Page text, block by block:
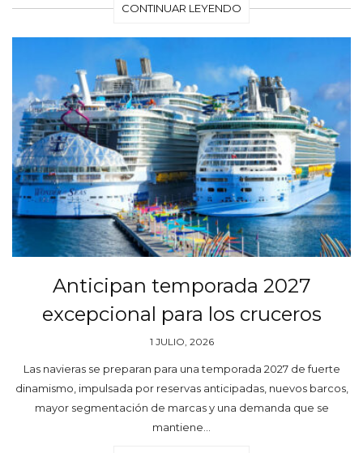
CONTINUAR LEYENDO
Anticipan temporada 2027
excepcional para los cruceros
1 JULIO, 2026
Las navieras se preparan para una temporada 2027 de fuerte
dinamismo, impulsada por reservas anticipadas, nuevos barcos,
mayor segmentación de marcas y una demanda que se
mantiene…